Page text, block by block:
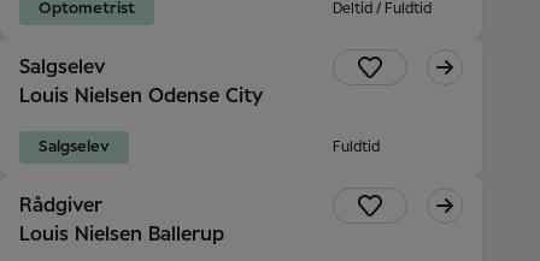
Deltid / Fuldtid
Optometrist
Salgselev
Louis Nielsen Odense City
Fuldtid
Salgselev
Rådgiver
Louis Nielsen Ballerup